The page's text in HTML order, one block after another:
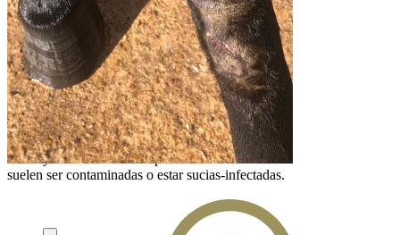
La piel es el órgano más grande del organismo, y
una herida se puede definir como una perdida de
continuidad de la piel. Se pueden localizar en
cualquier parte del cuerpo, aunque en el caso de
los caballos la vamos a encontrar sobre todo en
extremidades.
La mayoría de las heridas por causas traumáticas
suelen ser contaminadas o estar sucias-infectadas.